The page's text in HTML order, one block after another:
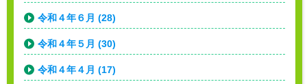
令和４年６月 (28)
令和４年５月 (30)
令和４年４月 (17)